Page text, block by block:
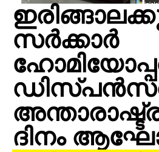
സർക്കാർ
ദിനം